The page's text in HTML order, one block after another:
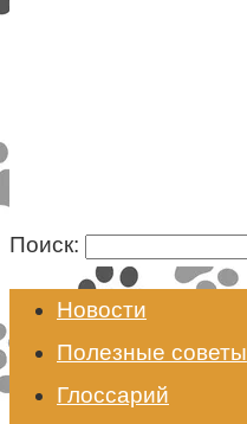
Поиск:
Новости
Полезные советы
Глоссарий